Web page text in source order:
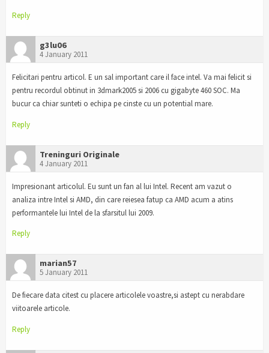
Reply
g3lu06
4 January 2011
Felicitari pentru articol. E un sal important care il face intel. Va mai felicit si
pentru recordul obtinut in 3dmark2005 si 2006 cu gigabyte 460 SOC. Ma
bucur ca chiar sunteti o echipa pe cinste cu un potential mare.
Reply
Treninguri Originale
4 January 2011
Impresionant articolul. Eu sunt un fan al lui Intel. Recent am vazut o
analiza intre Intel si AMD, din care reiesea fatup ca AMD acum a atins
performantele lui Intel de la sfarsitul lui 2009.
Reply
marian57
5 January 2011
De fiecare data citest cu placere articolele voastre,si astept cu nerabdare
viitoarele articole.
Reply